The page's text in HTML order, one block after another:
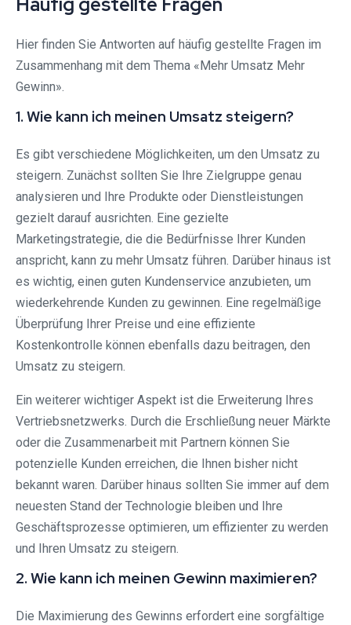
Hier finden Sie Antworten auf häufig gestellte Fragen im
Zusammenhang mit dem Thema «Mehr Umsatz Mehr
Gewinn».
1. Wie kann ich meinen Umsatz steigern?
Es gibt verschiedene Möglichkeiten, um den Umsatz zu
steigern. Zunächst sollten Sie Ihre Zielgruppe genau
analysieren und Ihre Produkte oder Dienstleistungen
gezielt darauf ausrichten. Eine gezielte
Marketingstrategie, die die Bedürfnisse Ihrer Kunden
anspricht, kann zu mehr Umsatz führen. Darüber hinaus ist
es wichtig, einen guten Kundenservice anzubieten, um
wiederkehrende Kunden zu gewinnen. Eine regelmäßige
Überprüfung Ihrer Preise und eine effiziente
Kostenkontrolle können ebenfalls dazu beitragen, den
Umsatz zu steigern.
Ein weiterer wichtiger Aspekt ist die Erweiterung Ihres
Vertriebsnetzwerks. Durch die Erschließung neuer Märkte
oder die Zusammenarbeit mit Partnern können Sie
potenzielle Kunden erreichen, die Ihnen bisher nicht
bekannt waren. Darüber hinaus sollten Sie immer auf dem
neuesten Stand der Technologie bleiben und Ihre
Geschäftsprozesse optimieren, um effizienter zu werden
und Ihren Umsatz zu steigern.
2. Wie kann ich meinen Gewinn maximieren?
Die Maximierung des Gewinns erfordert eine sorgfältige